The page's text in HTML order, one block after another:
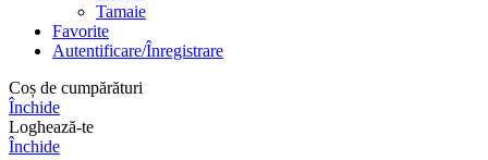
Tamaie
Favorite
Autentificare/Înregistrare
Coș de cumpărături
Închide
Loghează-te
Închide